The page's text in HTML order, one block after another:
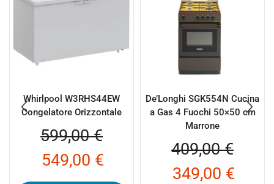
Whirlpool W3RHS44EW
Congelatore Orizzontale
599,00€
549,00 €
De’Longhi SGK554N Cucina
a Gas 4 Fuochi 50×50 cm
Marrone
409,00€
349,00 €